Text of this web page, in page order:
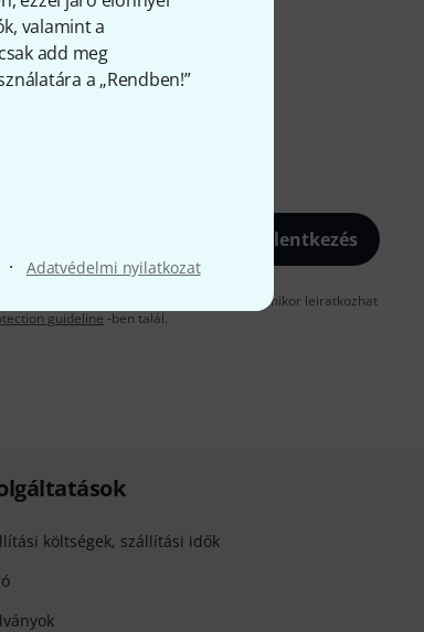
valamint a
add meg
a „Rendben!”
· Adatvédelmi nyilatkozat
Bejelentkezés
mailben küldjünk önnek hirdetéseket. Bármikor leiratkozhat
guideline -ben talál.
költségek, szállítási idők